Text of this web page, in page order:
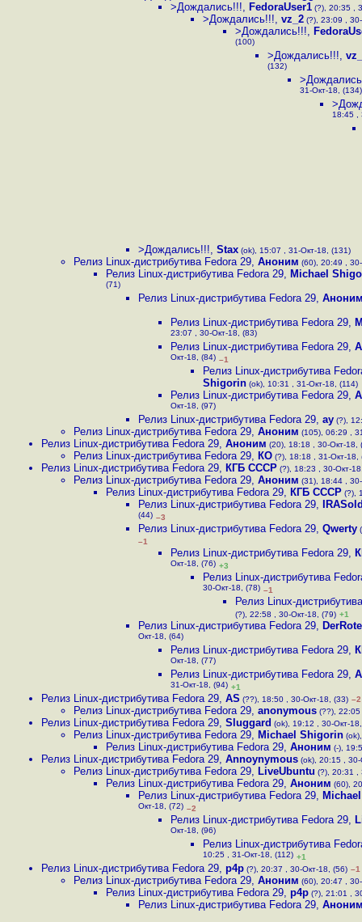
>Дождались!!!, FedoraUser1 (?), 20:35 ,
>Дождались!!!, vz_2 (?), 23:09 ,
>Дождались!!!,
(100)
>Дождались!!!,
(132)
31-Окт-18, (134)
18:45 ,
>Дождались!!!, Stax (ok), 15:07 , 31-Окт-18, (131)
Релиз Linux-дистрибутива Fedora 29, Аноним (60), 20:49 ,
Релиз Linux-дистрибутива Fedora 29, Michael
(71)
Релиз Linux-дистрибутива Fedora 29,
Релиз Linux-дистрибутива Fedora 29,
23:07 , 30-Окт-18, (83)
Релиз Linux-дистрибутива Fedora 29,
Окт-18, (84) –1
Релиз Linux-дистрибутива
Shigorin (ok), 10:31 , 31-Окт-18, (114)
Релиз Linux-дистрибутива Fedora 29,
Окт-18, (97)
Релиз Linux-дистрибутива Fedora 29, ay (?),
Релиз Linux-дистрибутива Fedora 29, Аноним (105), 06:29 ,
Релиз Linux-дистрибутива Fedora 29, Аноним (20), 18:18 , 30-Окт-18,
Релиз Linux-дистрибутива Fedora 29, КО (?), 18:18 , 31-Окт-18,
Релиз Linux-дистрибутива Fedora 29, КГБ СССР (?), 18:23 , 30-Окт-
Релиз Linux-дистрибутива Fedora 29, Аноним (31), 18:44 ,
Релиз Linux-дистрибутива Fedora 29, КГБ СССР (?),
Релиз Linux-дистрибутива Fedora 29,
(44) –3
Релиз Linux-дистрибутива Fedora 29, Qwerty
–1
Релиз Linux-дистрибутива Fedora 29,
Окт-18, (76) +3
Релиз Linux-дистрибутива
30-Окт-18, (78) –1
Релиз Linux-
(?), 22:58 , 30-Окт-18, (79) +1
Релиз Linux-дистрибутива Fedora 29,
Окт-18, (64)
Релиз Linux-дистрибутива Fedora 29,
Окт-18, (77)
Релиз Linux-дистрибутива Fedora 29,
31-Окт-18, (94) +1
Релиз Linux-дистрибутива Fedora 29, AS (??), 18:50 , 30-Окт-18, (33) –2
Релиз Linux-дистрибутива Fedora 29, anonymous (??), 22:05
Релиз Linux-дистрибутива Fedora 29, Sluggard (ok), 19:12 , 30-Окт-
Релиз Linux-дистрибутива Fedora 29, Michael Shigorin
Релиз Linux-дистрибутива Fedora 29, Аноним (-),
Релиз Linux-дистрибутива Fedora 29, Annoynymous (ok), 20:15 , 30-
Релиз Linux-дистрибутива Fedora 29, LiveUbuntu (?), 20:31 ,
Релиз Linux-дистрибутива Fedora 29, Аноним (60),
Релиз Linux-дистрибутива Fedora 29,
Окт-18, (72) –2
Релиз Linux-дистрибутива Fedora 29,
Окт-18, (96)
Релиз Linux-дистрибутива
10:25 , 31-Окт-18, (112) +1
Релиз Linux-дистрибутива Fedora 29, p4p (?), 20:37 , 30-Окт-18, (56) –1
Релиз Linux-дистрибутива Fedora 29, Аноним (60), 20:47 ,
Релиз Linux-дистрибутива Fedora 29, p4p (?), 21:01 ,
Релиз Linux-дистрибутива Fedora 29,